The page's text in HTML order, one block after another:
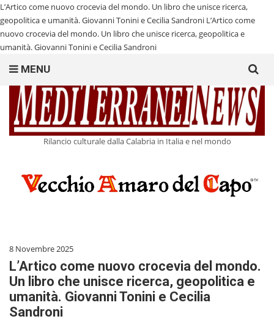
L’Artico come nuovo crocevia del mondo. Un libro che unisce ricerca,
geopolitica e umanità. Giovanni Tonini e Cecilia Sandroni L’Artico come
nuovo crocevia del mondo. Un libro che unisce ricerca, geopolitica e
umanità. Giovanni Tonini e Cecilia Sandroni
Rilancio culturale dalla Calabria in Italia e nel mondo
MENU
for:
8 Novembre 2025
L’Artico come nuovo crocevia del mondo.
Un libro che unisce ricerca, geopolitica e
umanità. Giovanni Tonini e Cecilia
Sandroni